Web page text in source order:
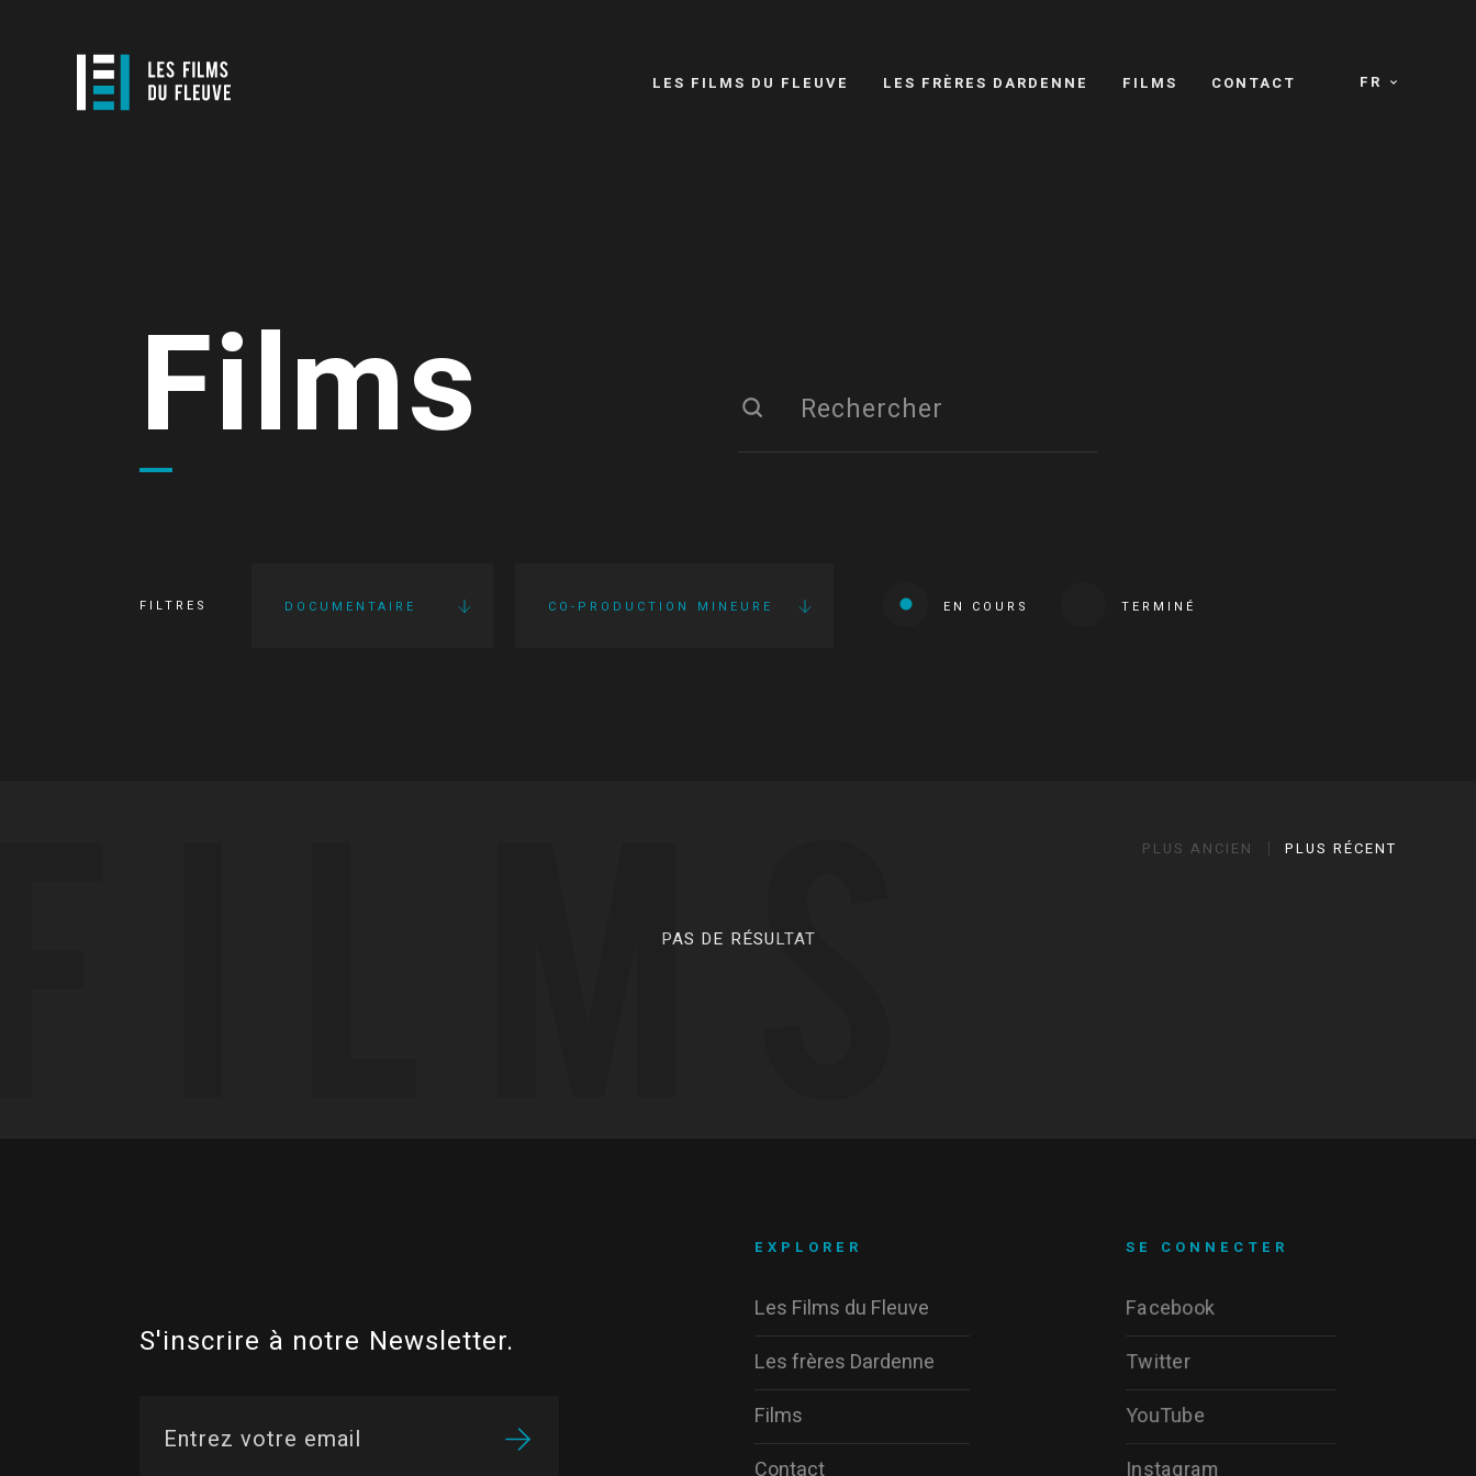
FR
LES FILMS DU FLEUVE LES FRÈRES DARDENNE FILMS CONTACT
Films
FILTRES DOCUMENTAIRE CO-PRODUCTION MINEURE EN COURS TERMINÉ
PLUS ANCIEN PLUS RÉCENT
PAS DE RÉSULTAT
S'inscrire à notre Newsletter.
SE CONNECTER
Facebook
Twitter
YouTube
Instagram
EXPLORER
Les Films du Fleuve
Les frères Dardenne
Films
Contact